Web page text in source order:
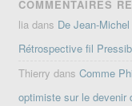
COMMENTAIRES
lia dans De Jean-
Rétrospective fil
Thierry dansComme
optimiste sur le devenir